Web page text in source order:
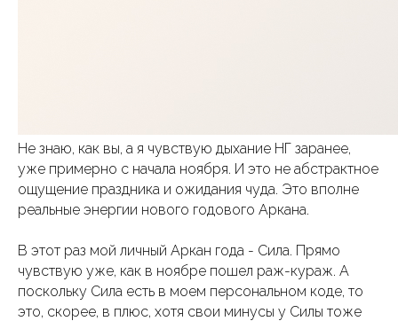
Не знаю, как вы, а я чувствую дыхание НГ заранее,
уже примерно с начала ноября. И это не абстрактное
ощущение праздника и ожидания чуда. Это вполне
реальные энергии нового годового Аркана.
В этот раз мой личный Аркан года - Сила. Прямо
чувствую уже, как в ноябре пошел раж-кураж. А
поскольку Сила есть в моем персональном коде, то
это, скорее, в плюс, хотя свои минусы у Силы тоже